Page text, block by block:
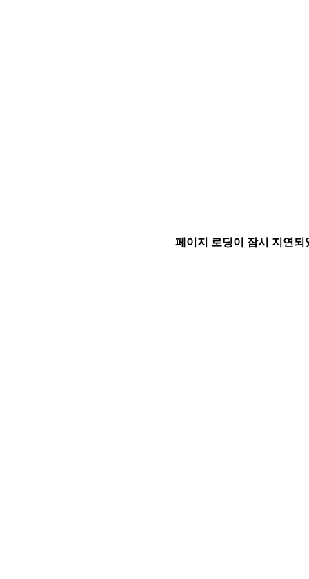
페이지 로딩이 잠시 지연